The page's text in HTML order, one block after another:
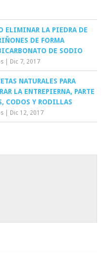
ELIMINAR LA PIEDRA DE
DE FORMA
DE SODIO
Dic 7, 2017
NATURALES PARA
LA ENTREPIERNA, PARTE
CODOS Y RODILLAS
Dic 12, 2017